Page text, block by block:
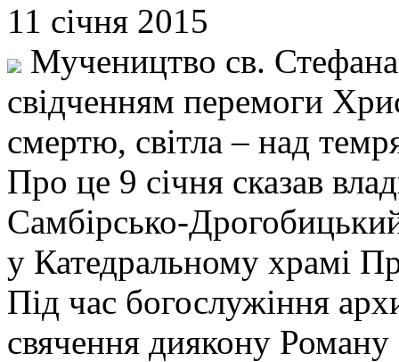
11 січня 2015
Мучеництво св. Стефана
свідченням перемоги
смертю, світла – над
Про це 9 січня сказав
Самбірсько-
у Катедральному храмі
Під час богослужіння
свячення диякону